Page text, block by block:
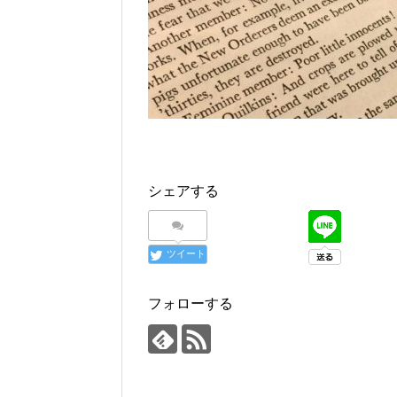
シェアする
ツイート
フォローする